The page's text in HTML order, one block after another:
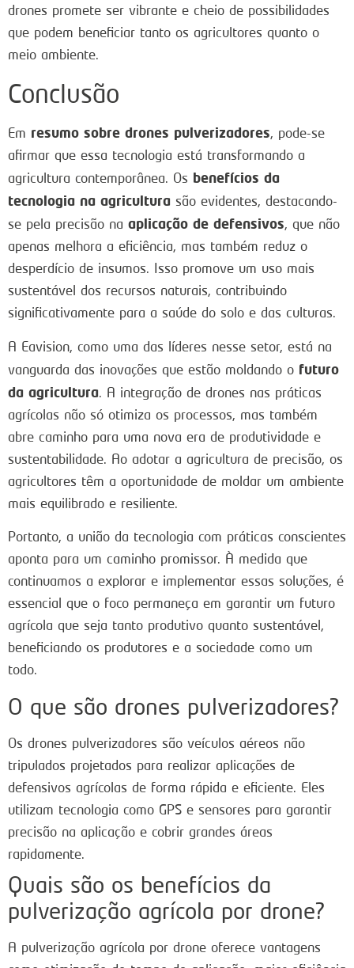
drones promete ser vibrante e cheio de possibilidades
que podem beneficiar tanto os agricultores quanto o
meio ambiente.
Conclusão
Em resumo sobre drones pulverizadores, pode-se
afirmar que essa tecnologia está transformando a
agricultura contemporânea. Os benefícios da
tecnologia na agricultura são evidentes, destacando-
se pela precisão na aplicação de defensivos, que não
apenas melhora a eficiência, mas também reduz o
desperdício de insumos. Isso promove um uso mais
sustentável dos recursos naturais, contribuindo
significativamente para a saúde do solo e das culturas.
A Eavision, como uma das líderes nesse setor, está na
vanguarda das inovações que estão moldando o futuro
da agricultura. A integração de drones nas práticas
agrícolas não só otimiza os processos, mas também
abre caminho para uma nova era de produtividade e
sustentabilidade. Ao adotar a agricultura de precisão, os
agricultores têm a oportunidade de moldar um ambiente
mais equilibrado e resiliente.
Portanto, a união da tecnologia com práticas conscientes
aponta para um caminho promissor. À medida que
continuamos a explorar e implementar essas soluções, é
essencial que o foco permaneça em garantir um futuro
agrícola que seja tanto produtivo quanto sustentável,
beneficiando os produtores e a sociedade como um
todo.
O que são drones pulverizadores?
Os drones pulverizadores são veículos aéreos não
tripulados projetados para realizar aplicações de
defensivos agrícolas de forma rápida e eficiente. Eles
utilizam tecnologia como GPS e sensores para garantir
precisão na aplicação e cobrir grandes áreas
rapidamente.
Quais são os benefícios da
pulverização agrícola por drone?
A pulverização agrícola por drone oferece vantagens